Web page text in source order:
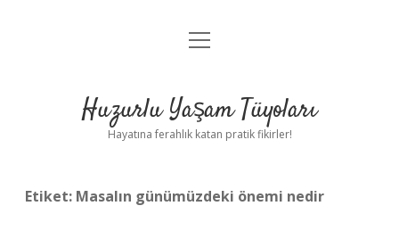
Anasayfa
Yasal Uyarı
menüyü
Huzurlu Yaşam Tüyoları
Hayatına ferahlık katan pratik fikirler!
Etiket: Masalın günümüzdeki önemi nedir